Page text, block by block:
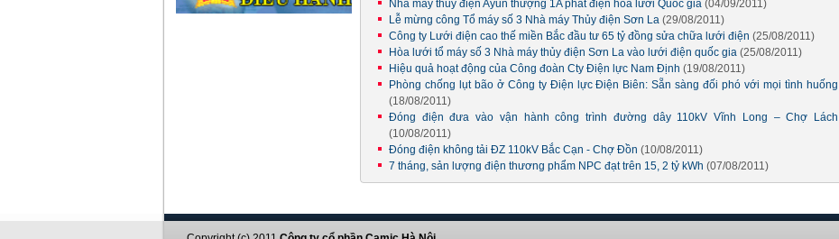
Nhà máy thủy điện Ayun thượng 1A phát điện hòa lưới Quốc gia (04/09/2011)
Lễ mừng công Tổ máy số 3 Nhà máy Thủy điện Sơn La (29/08/2011)
Công ty Lưới điện cao thế miền Bắc đầu tư 65 tỷ đồng sửa chữa lưới điện (25/08/2011)
Hòa lưới tổ máy số 3 Nhà máy thủy điện Sơn La vào lưới điện quốc gia (25/08/2011)
Hiệu quả hoạt động của Công đoàn Cty Điện lực Nam Định (19/08/2011)
Phòng chống lụt bão ở Công ty Điện lực Điện Biên: Sẵn sàng đối phó với mọi tình huống
(18/08/2011)
Đóng điện đưa vào vận hành công trình đường dây 110kV Vĩnh Long – Chợ Lách
(10/08/2011)
Đóng điện không tải ĐZ 110kV Bắc Cạn - Chợ Đồn (10/08/2011)
7 tháng, sản lượng điện thương phẩm NPC đạt trên 15, 2 tỷ kWh (07/08/2011)